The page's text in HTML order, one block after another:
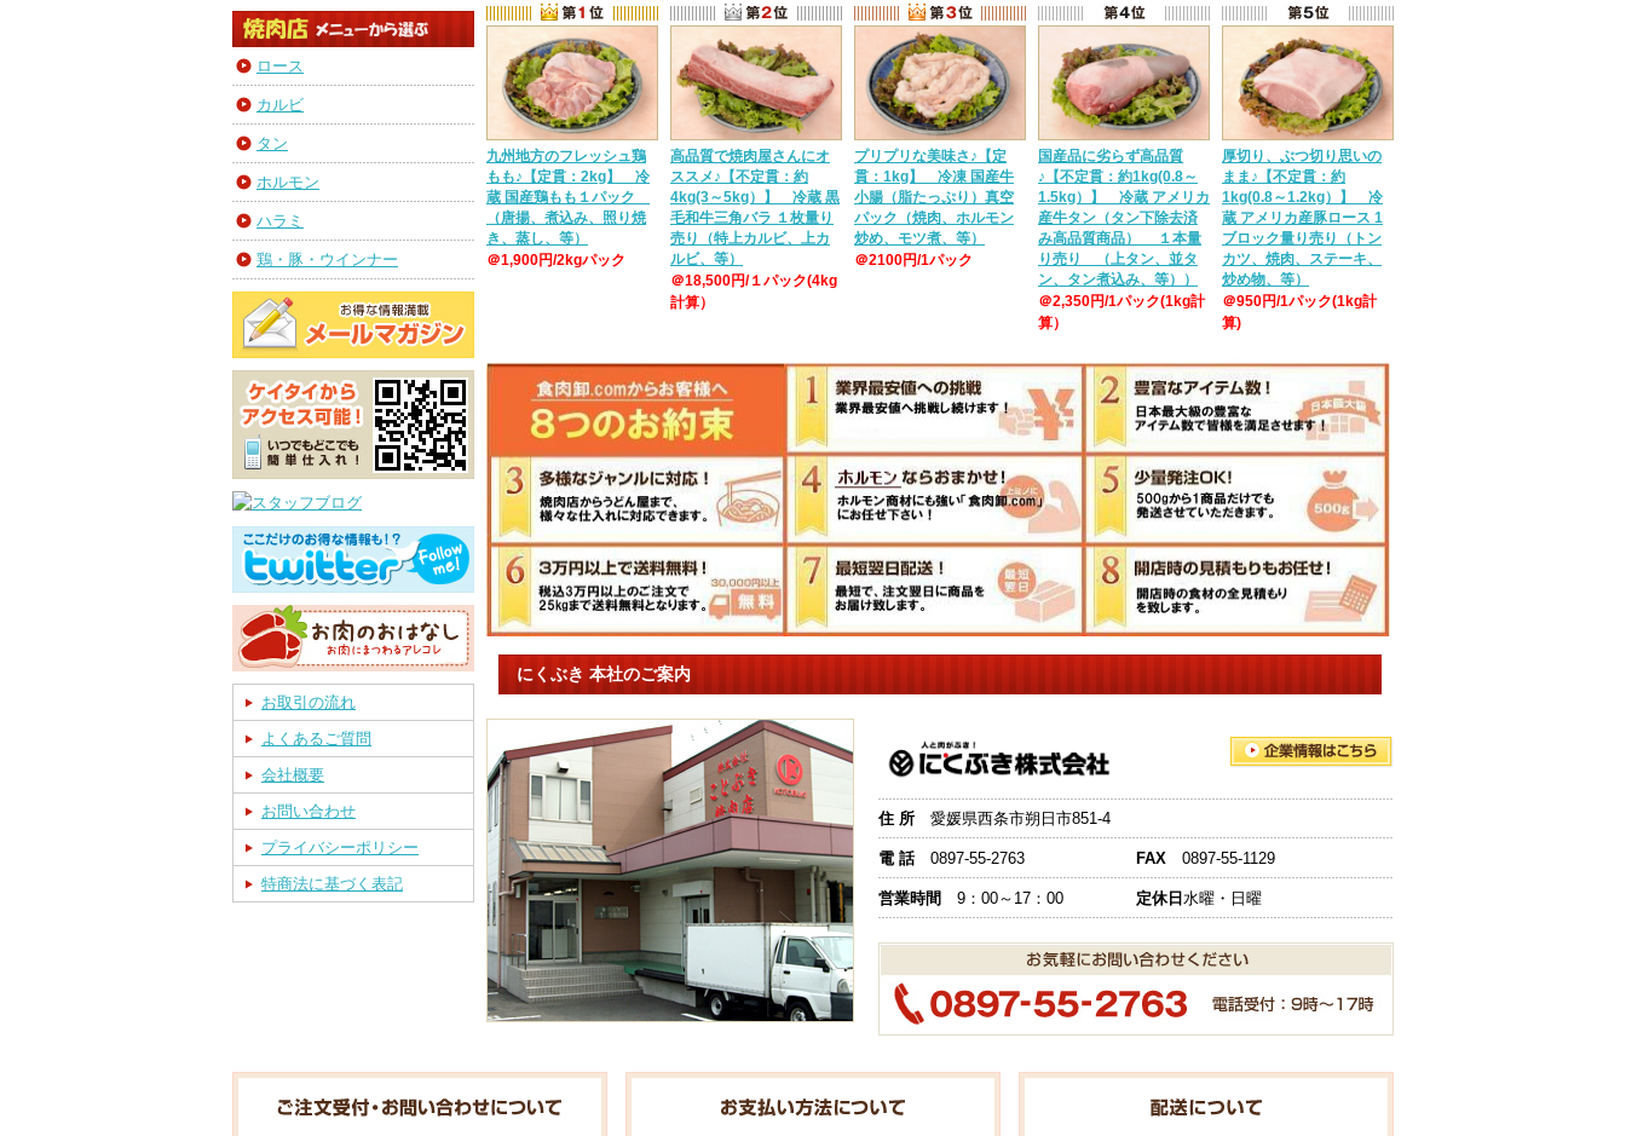
ロース
カルビ
タン
ホルモン
ハラミ
鶏・豚・ウインナー
お取引の流れ
よくあるご質問
会社概要
お問い合わせ
プライバシーポリシー
特商法に基づく表記
九州地方のフレッシュ鶏
もも♪【定貫：2kg】 冷
蔵 国産鶏もも１パック
（唐揚、煮込み、照り焼
き、蒸し、等）
＠1,900円/2kgパック
高品質で焼肉屋さんにオ
ススメ♪【不定貫：約
4kg(3～5kg）】 冷蔵 黒
毛和牛三角バラ １枚量り
売り（特上カルビ、上カ
ルビ、等）
＠18,500円/１パック(4kg
計算）
プリプリな美味さ♪【定
貫：1kg】 冷凍 国産牛
小腸（脂たっぷり）真空
パック（焼肉、ホルモン
炒め、モツ煮、等）
＠2100円/1パック
国産品に劣らず高品質
♪【不定貫：約1kg(0.8～
1.5kg）】 冷蔵 アメリカ
産牛タン（タン下除去済
み高品質商品） １本量
り売り （上タン、並タ
ン、タン煮込み、等））
＠2,350円/1パック(1kg計
算）
厚切り、ぶつ切り思いの
まま♪【不定貫：約
1kg(0.8～1.2kg）】 冷
蔵 アメリカ産豚ロース 1
ブロック量り売り（トン
カツ、焼肉、ステーキ、
炒め物、等）
＠950円/1パック(1kg計
算)
にくぶき 本社のご案内
住 所 愛媛県西条市朔日市851-4
電 話0897-55-2763 FAX 0897-55-1129
営業時間 9：00～17：00 定休日 水曜・日曜